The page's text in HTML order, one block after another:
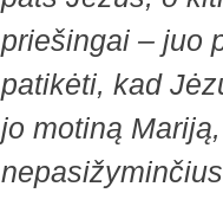
priešingai – juo
patikėti, kad
jo motiną